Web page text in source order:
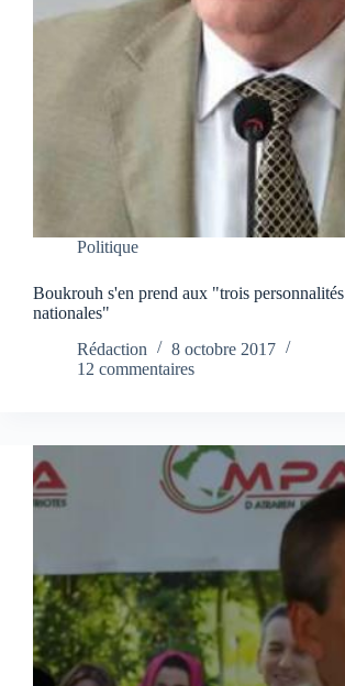
Politique
Boukrouh s'en prend aux "trois personnalités
nationales"
Rédaction
8 octobre 2017
12 commentaires